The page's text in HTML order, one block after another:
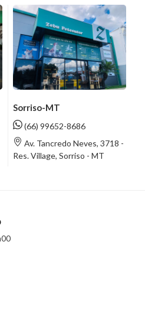
Sorriso-MT
(66) 99652-8686
Av. Tancredo Neves, 3718 -
Res. Village, Sorriso - MT